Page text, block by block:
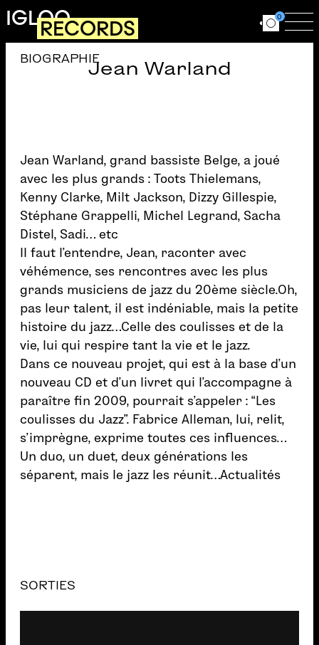
Aller au contenu principal
IGLOORECORDS Ouvrir le
0
Jean Warland
BIOGRAPHIE
Jean Warland, grand bassiste Belge, a joué
avec les plus grands : Toots Thielemans,
Kenny Clarke, Milt Jackson, Dizzy Gillespie,
Stéphane Grappelli, Michel Legrand, Sacha
Distel, Sadi… etc
Il faut l’entendre, Jean, raconter avec
véhémence, ses rencontres avec les plus
grands musiciens de jazz du 20ème siècle.Oh,
pas leur talent, il est indéniable, mais la petite
histoire du jazz…Celle des coulisses et de la
vie, lui qui respire tant la vie et le jazz.
Dans ce nouveau projet, qui est à la base d’un
nouveau CD et d’un livret qui l’accompagne à
paraître fin 2009, pourrait s’appeler : “Les
coulisses du Jazz”. Fabrice Alleman, lui, relit,
s’imprègne, exprime toutes ces influences…
Un duo, un duet, deux générations les
séparent, mais le jazz les réunit…Actualités
SORTIES